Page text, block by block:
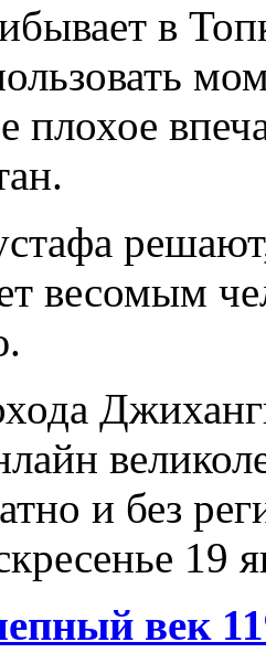
в
плохое
весомым
и без
19
век